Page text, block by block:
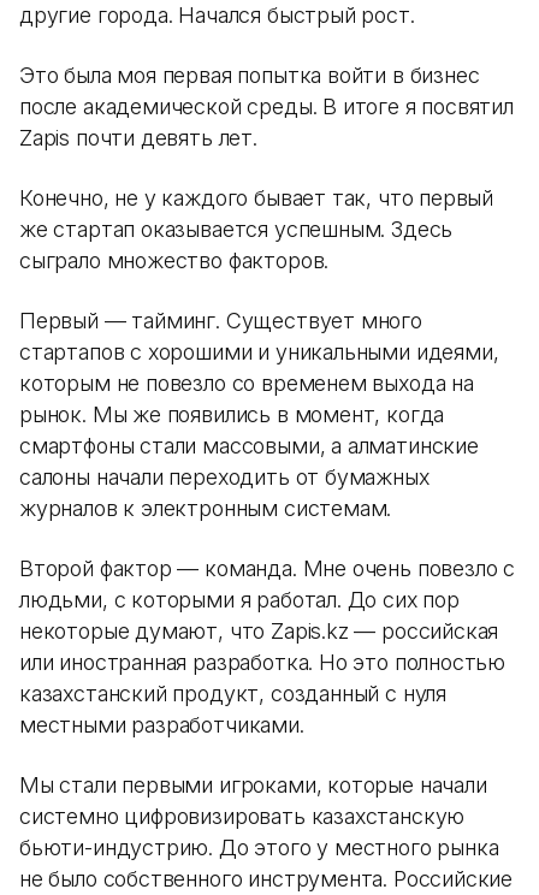
другие города. Начался быстрый рост.
Это была моя первая попытка войти в бизнес
после академической среды. В итоге я посвятил
Zapis почти девять лет.
Конечно, не у каждого бывает так, что первый
же стартап оказывается успешным. Здесь
сыграло множество факторов.
Первый — тайминг. Существует много
стартапов с хорошими и уникальными идеями,
которым не повезло со временем выхода на
рынок. Мы же появились в момент, когда
смартфоны стали массовыми, а алматинские
салоны начали переходить от бумажных
журналов к электронным системам.
Второй фактор — команда. Мне очень повезло с
людьми, с которыми я работал. До сих пор
некоторые думают, что Zapis.kz — российская
или иностранная разработка. Но это полностью
казахстанский продукт, созданный с нуля
местными разработчиками.
Мы стали первыми игроками, которые начали
системно цифровизировать казахстанскую
бьюти-индустрию. До этого у местного рынка
не было собственного инструмента. Российские